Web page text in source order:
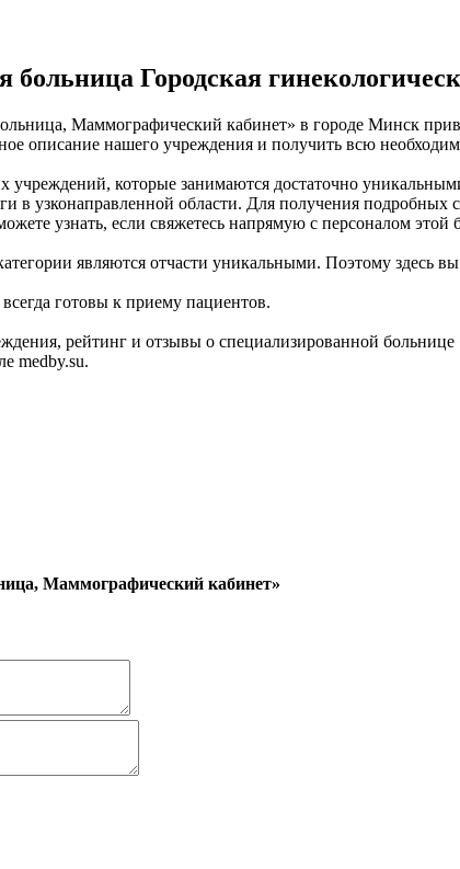
Городская
Маммографический кабинет» в городе Минск
описание нашего учреждения и получить всю
учреждений, которые занимаются достаточно
в узконаправленной области. Для получения
узнать, если свяжетесь напрямую с персоналом этой
являются отчасти уникальными. Поэтому
готовы к приему пациентов.
рейтинг и отзывы о специализированной
medby.su.
Маммографический кабинет»